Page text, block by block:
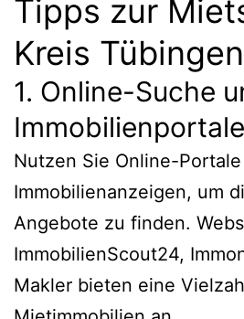
Tipps zur
Kreis Tübingen
1. Online-Suche
Immobilienportale
Nutzen Sie Online-
Immobilienanzeigen, um
Angebote zu finden.
ImmobilienScout24,
Makler bieten eine